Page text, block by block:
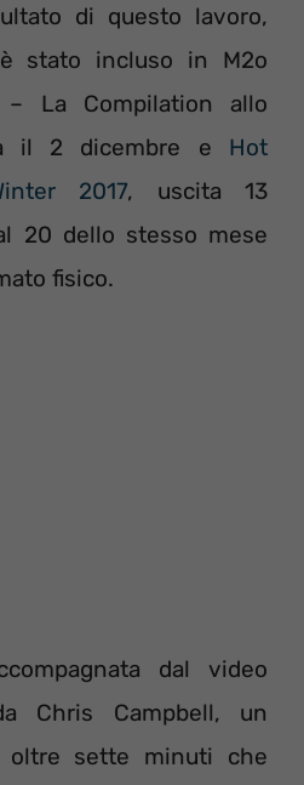
di questo lavoro,
stato incluso in M2o
– La Compilation allo
il 2 dicembre e Hot
2017, uscita 13
20 dello stesso mese
fisico.
dal video
Chris Campbell, un
oltre sette minuti che